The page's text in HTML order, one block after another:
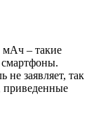
мАч – такие
смартфоны.
не заявляет, так
приведенные